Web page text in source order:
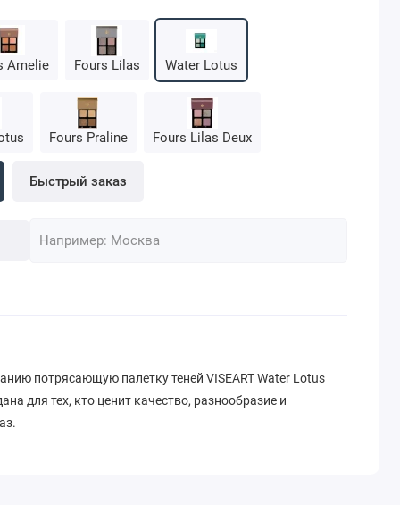
Amelie Fours Lilas Water Lotus
Fours Praline Fours Lilas Deux
Быстрый заказ
потрясающую палетку теней VISEART Water Lotus
для тех, кто ценит качество, разнообразие и